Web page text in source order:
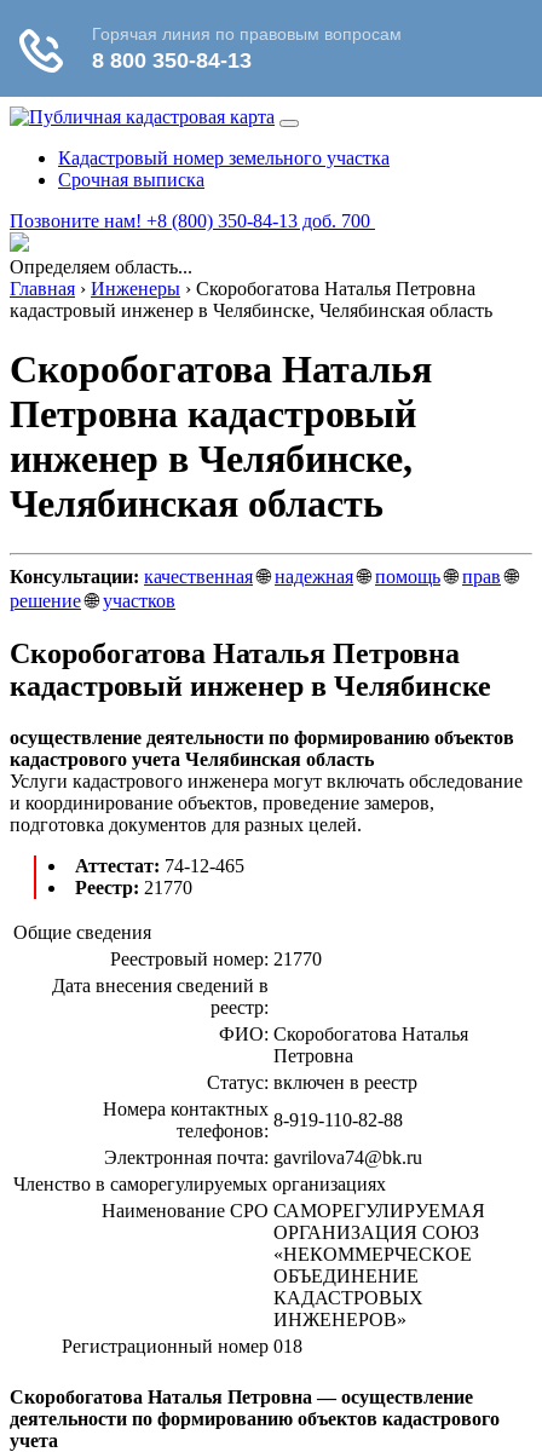
Кадастровый номер земельного участка
Срочная выписка
Позвоните нам! +8 (800) 350-84-13 доб. 700
Определяем область...
Главная › Инженеры › Скоробогатова Наталья Петровна
кадастровый инженер в Челябинске, Челябинская область
Скоробогатова Наталья
Петровна кадастровый
инженер в Челябинске,
Челябинская область
Консультации: качественная🌐надежная🌐помощь🌐прав🌐
решение🌐участков
Скоробогатова Наталья Петровна
кадастровый инженер в Челябинске
осуществление деятельности по формированию объектов
кадастрового учета Челябинская область
Услуги кадастрового инженера могут включать обследование
и координирование объектов, проведение замеров,
подготовка документов для разных целей.
Аттестат: 74-12-465
Реестр: 21770
Общие сведения
Реестровый номер: 21770
Дата внесения сведений в
реестр:
ФИО: Скоробогатова Наталья
Петровна
Статус: включен в реестр
Номера контактных
телефонов:
8-919-110-82-88
Электронная почта: gavrilova74@bk.ru
Членство в саморегулируемых организациях
Наименование СРО САМОРЕГУЛИРУЕМАЯ
ОРГАНИЗАЦИЯ СОЮЗ
«НЕКОММЕРЧЕСКОЕ
ОБЪЕДИНЕНИЕ
КАДАСТРОВЫХ
ИНЖЕНЕРОВ»
Регистрационный номер 018
Скоробогатова Наталья Петровна — осуществление
деятельности по формированию объектов кадастрового
учета